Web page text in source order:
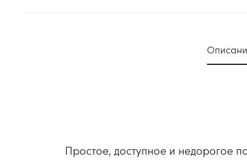
Простое, доступное и недорогое